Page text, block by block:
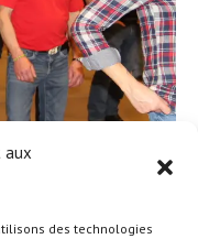
aux
des technologies